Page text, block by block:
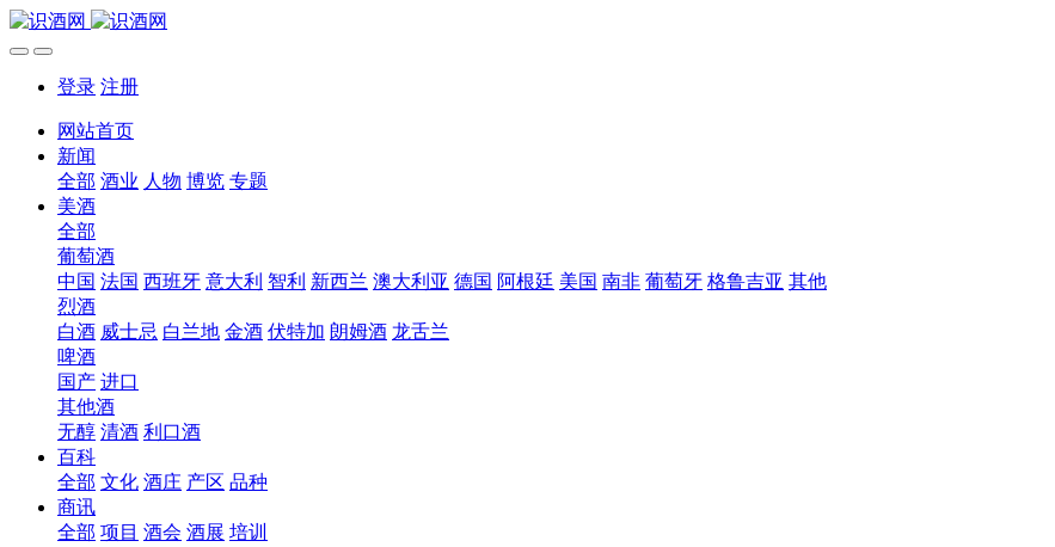
登录 注册
网站首页
新闻
全部 酒业 人物 博览 专题
美酒
全部
葡萄酒
中国 法国 西班牙 意大利 智利 新西兰 澳大利亚 德国 阿根廷 美国 南非 葡萄牙 格鲁吉亚 其他
烈酒
白酒 威士忌 白兰地 金酒 伏特加 朗姆酒 龙舌兰
啤酒
国产 进口
其他酒
无醇 清酒 利口酒
百科
全部 文化 酒庄 产区 品种
商讯
全部 项目 酒会 酒展 培训